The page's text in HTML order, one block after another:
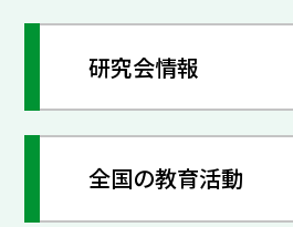
研究会情報
全国の教育活動